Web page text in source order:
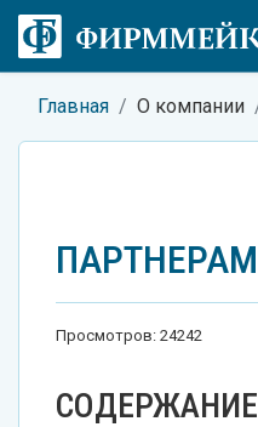
Главная О компании
ПАРТНЕРАМ
Просмотров: 24242
СОДЕРЖАНИЕ